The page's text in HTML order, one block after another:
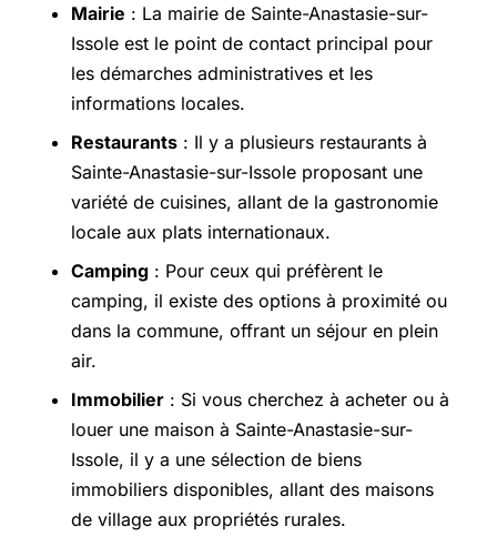
Mairie : La mairie de Sainte-Anastasie-sur-
Issole est le point de contact principal pour
les démarches administratives et les
informations locales.
Restaurants : Il y a plusieurs restaurants à
Sainte-Anastasie-sur-Issole proposant une
variété de cuisines, allant de la gastronomie
locale aux plats internationaux.
Camping : Pour ceux qui préfèrent le
camping, il existe des options à proximité ou
dans la commune, offrant un séjour en plein
air.
Immobilier : Si vous cherchez à acheter ou à
louer une maison à Sainte-Anastasie-sur-
Issole, il y a une sélection de biens
immobiliers disponibles, allant des maisons
de village aux propriétés rurales.